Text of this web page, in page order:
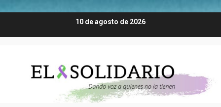
10 de agosto de 2026